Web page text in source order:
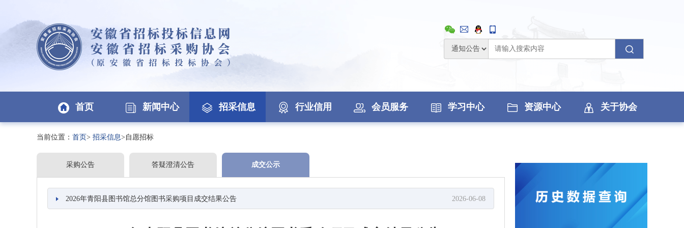
首页 新闻中心 招采信息 行业信用 会员服务 学习中心 资源中心 关于协会
当前位置： 首页> 招采信息>自愿招标
采购公告 答疑澄清公告 成交公示
2026年青阳县图书馆总分馆图书采购项目成交结果公告 2026-06-08